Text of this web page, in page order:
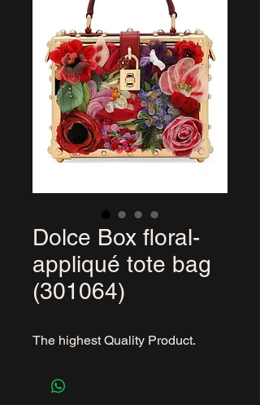
Dolce Box floral-
appliqué tote bag
(301064)
The highest Quality Product.